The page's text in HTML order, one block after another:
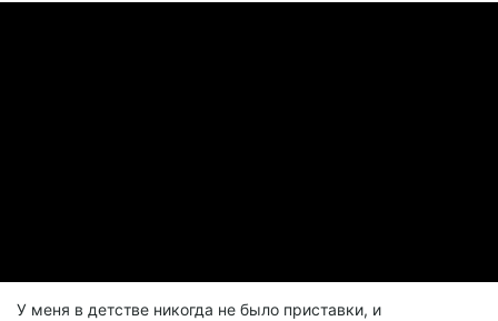
У меня в детстве никогда не было приставки, и